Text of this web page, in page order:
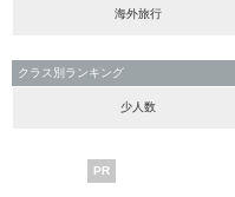
海外旅行
クラス別ランキング
少人数
PR